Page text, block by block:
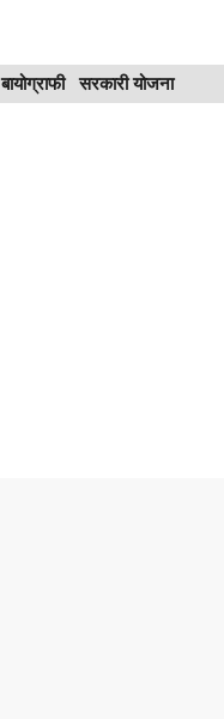
बायोग्राफी सरकारी योजना